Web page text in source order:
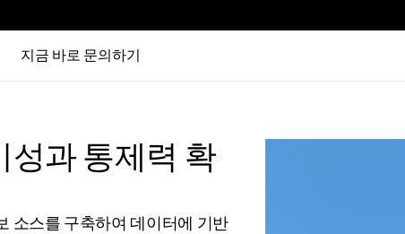
지금 바로 문의하기
성과 통제력 확
소스를 구축하여 데이터에 기반